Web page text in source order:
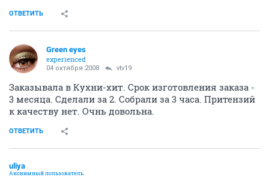
ОТВЕТИТЬ
Green eyes
experienced
04 октября 2008 vtv19
Заказывала в Кухни-хит. Срок изготовления заказа -
3 месяца. Сделали за 2. Собрали за 3 часа. Притензий
к качеству нет. Очнь довольна.
ОТВЕТИТЬ
uliya
Анонимный пользователь